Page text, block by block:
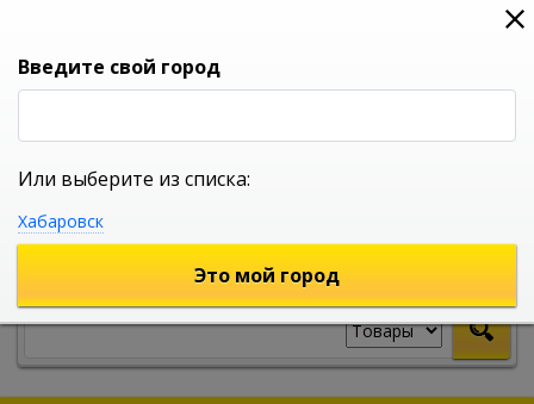
0
УНИВЕРСАЛЬНЫЙ ИНТЕРНЕТ МАГАЗИН
Введите свой город
Или выберите из списка:
Хабаровск
Это мой город